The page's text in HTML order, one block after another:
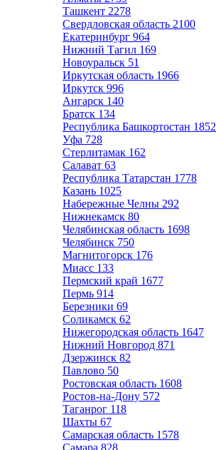
Ташкент 2278
Свердловская область 2100
Екатеринбург 964
Нижний Тагил 169
Новоуральск 51
Иркутская область 1966
Иркутск 996
Ангарск 140
Братск 134
Республика Башкортостан 1852
Уфа 728
Стерлитамак 162
Салават 63
Республика Татарстан 1778
Казань 1025
Набережные Челны 292
Нижнекамск 80
Челябинская область 1698
Челябинск 750
Магнитогорск 176
Миасс 133
Пермский край 1677
Пермь 914
Березники 69
Соликамск 62
Нижегородская область 1647
Нижний Новгород 871
Дзержинск 82
Павлово 50
Ростовская область 1608
Ростов-на-Дону 572
Таганрог 118
Шахты 67
Самарская область 1578
Самара 828